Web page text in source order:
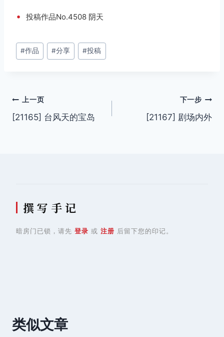
• 投稿作品No.4508 阴天
文
章
#作品 #分享 #投稿
文
章
上一页
[21165] 台风天的宝岛
下一步
[21167] 剧场内外
撰 写 手 记
暗房门已锁，请先 登录 或 注册 后留下您的印记。
类似文章